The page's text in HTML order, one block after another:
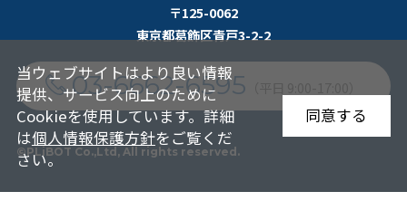
〒125-0062
東京都葛飾区青戸3-2-2
03-6662-6595
©PLiBOT Co.,Ltd, All rights reserved.
当ウェブサイトはより良い情報
提供、サービス向上のために
Cookieを使用しています。詳細
は個人情報保護方針をご覧くだ
さい。
同意する